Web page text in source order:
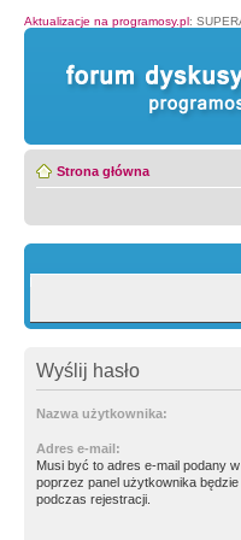
Aktualizacje na programosy.pl:
Strona główna
Wyślij hasło
Nazwa użytkownika:
Adres e-mail:
Musi być to adres e-mail podany
poprzez panel użytkownika
podczas rejestracji.